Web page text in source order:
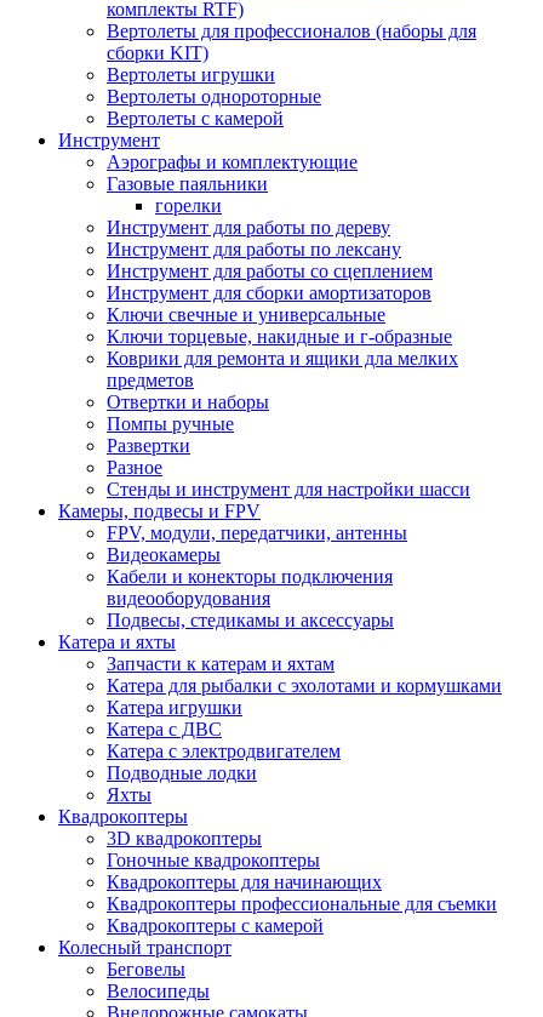
комплекты RTF)
Вертолеты для профессионалов (наборы для
сборки KIT)
Вертолеты игрушки
Вертолеты однороторные
Вертолеты с камерой
Инструмент
Аэрографы и комплектующие
Газовые паяльники
горелки
Инструмент для работы по дереву
Инструмент для работы по лексану
Инструмент для работы со сцеплением
Инструмент для сборки амортизаторов
Ключи свечные и универсальные
Ключи торцевые, накидные и г-образные
Коврики для ремонта и ящики дла мелких
предметов
Отвертки и наборы
Помпы ручные
Развертки
Разное
Стенды и инструмент для настройки шасси
Камеры, подвесы и FPV
FPV, модули, передатчики, антенны
Видеокамеры
Кабели и конекторы подключения
видеооборудования
Подвесы, стедикамы и аксессуары
Катера и яхты
Запчасти к катерам и яхтам
Катера для рыбалки с эхолотами и кормушками
Катера игрушки
Катера с ДВС
Катера с электродвигателем
Подводные лодки
Яхты
Квадрокоптеры
3D квадрокоптеры
Гоночные квадрокоптеры
Квадрокоптеры для начинающих
Квадрокоптеры профессиональные для съемки
Квадрокоптеры с камерой
Колесный транспорт
Беговелы
Велосипеды
Внедорожные самокаты